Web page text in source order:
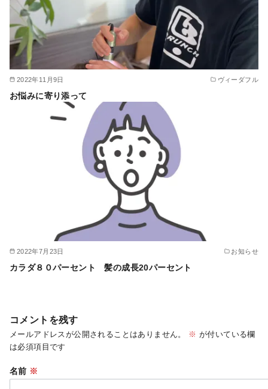
2022年11月9日 ヴィーダフル
お悩みに寄り添って
2022年7月23日 お知らせ
カラダ８０パーセント 髪の成長20パーセント
コメントを残す
メールアドレスが公開されることはありません。 ※ が付いている欄
は必須項目です
名前 ※